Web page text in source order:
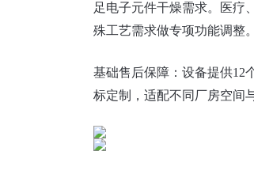
足电子元件干燥需求。
医疗
殊工艺需求做专项功能调整。
‌基础售后保障‌： 设备提供12
标定制，适配不同厂房空间